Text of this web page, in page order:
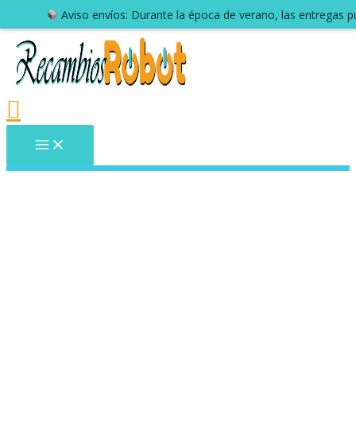
Aviso envíos: Durante la época de verano, las entregas